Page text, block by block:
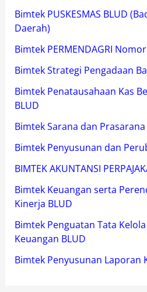
Bimtek PUSKESMAS BLUD
Daerah)
Bimtek PERMENDAGRI
Bimtek Strategi Pengadaan
Bimtek Penatausahaan Kas
BLUD
Bimtek Sarana dan
Bimtek Penyusunan dan
BIMTEK AKUNTANSI
Bimtek Keuangan serta
Kinerja BLUD
Bimtek Penguatan Tata
Keuangan BLUD
Bimtek Penyusunan Laporan